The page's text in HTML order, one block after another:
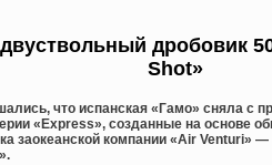
дробовик
Shot»
что испанская «Гамо» сняла с
«Express», созданные на основе
заокеанской компании «Air Venturi»